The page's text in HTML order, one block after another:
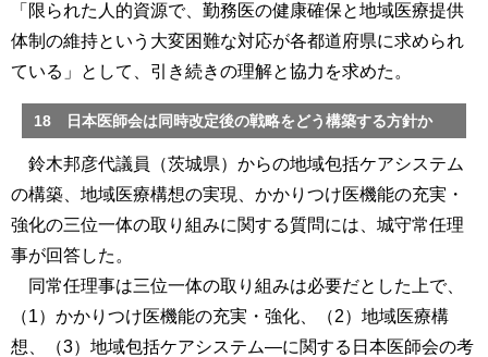
「限られた人的資源で、勤務医の健康確保と地域医療提供
体制の維持という大変困難な対応が各都道府県に求められ
ている」として、引き続きの理解と協力を求めた。
18 日本医師会は同時改定後の戦略をどう構築する方針か
鈴木邦彦代議員（茨城県）からの地域包括ケアシステム
の構築、地域医療構想の実現、かかりつけ医機能の充実・
強化の三位一体の取り組みに関する質問には、城守常任理
事が回答した。
同常任理事は三位一体の取り組みは必要だとした上で、
（1）かかりつけ医機能の充実・強化、（2）地域医療構
想、（3）地域包括ケアシステム―に関する日本医師会の考